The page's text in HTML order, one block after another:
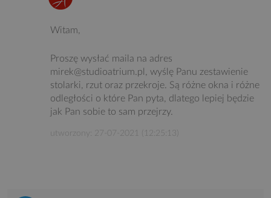
Witam,
Proszę wysłać maila na adres
mirek@studioatrium.pl, wyślę Panu zestawienie
stolarki, rzut oraz przekroje. Są różne okna i różne
odległości o które Pan pyta, dlatego lepiej będzie
jak Pan sobie to sam przejrzy.
utworzony: 27-07-2021 (12:25:13)